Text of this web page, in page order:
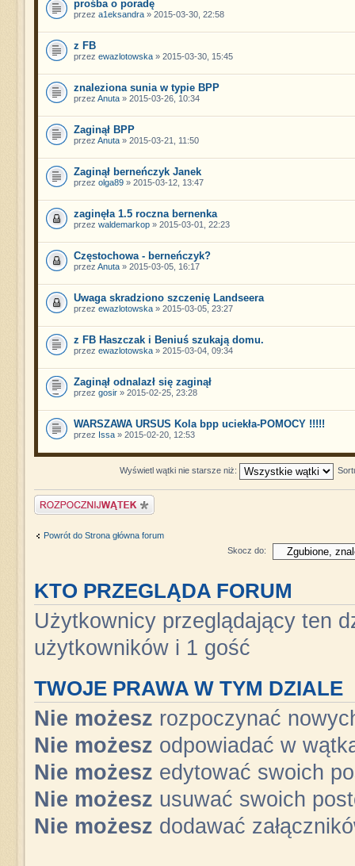
prośba o poradę
przez a1eksandra» 2015-03-30, 22:58
z FB
przez ewazlotowska» 2015-03-30, 15:45
znaleziona sunia w typie BPP
przez Anuta» 2015-03-26, 10:34
Zaginął BPP
przez Anuta» 2015-03-21, 11:50
Zaginął berneńczyk Janek
przez olga89» 2015-03-12, 13:47
zaginęła 1.5 roczna bernenka
przez waldemarkop» 2015-03-01, 22:23
Częstochowa - berneńczyk?
przez Anuta» 2015-03-05, 16:17
Uwaga skradziono szczenię Landseera
przez ewazlotowska» 2015-03-05, 23:27
z FB Haszczak i Beniuś szukają domu.
przez ewazlotowska» 2015-03-04, 09:34
Zaginął odnalazł się zaginął
przez gosir» 2015-02-25, 23:28
WARSZAWA URSUS Kola bpp uciekła-POMOCY !!!!!
przez Issa» 2015-02-20, 12:53
Wyświetl wątki nie starsze niż:
Napisz wątek
Powrót do Strona główna forum
Skocz do:
KTO PRZEGLĄDA FORUM
Użytkownicy przeglądający ten
użytkowników i 1 gość
TWOJE PRAWA W TYM DZIALE
Nie możesz rozpoczynać
Nie możesz odpowiadać w
Nie możesz edytować swoich
Nie możesz usuwać swoich
Nie możesz dodawać